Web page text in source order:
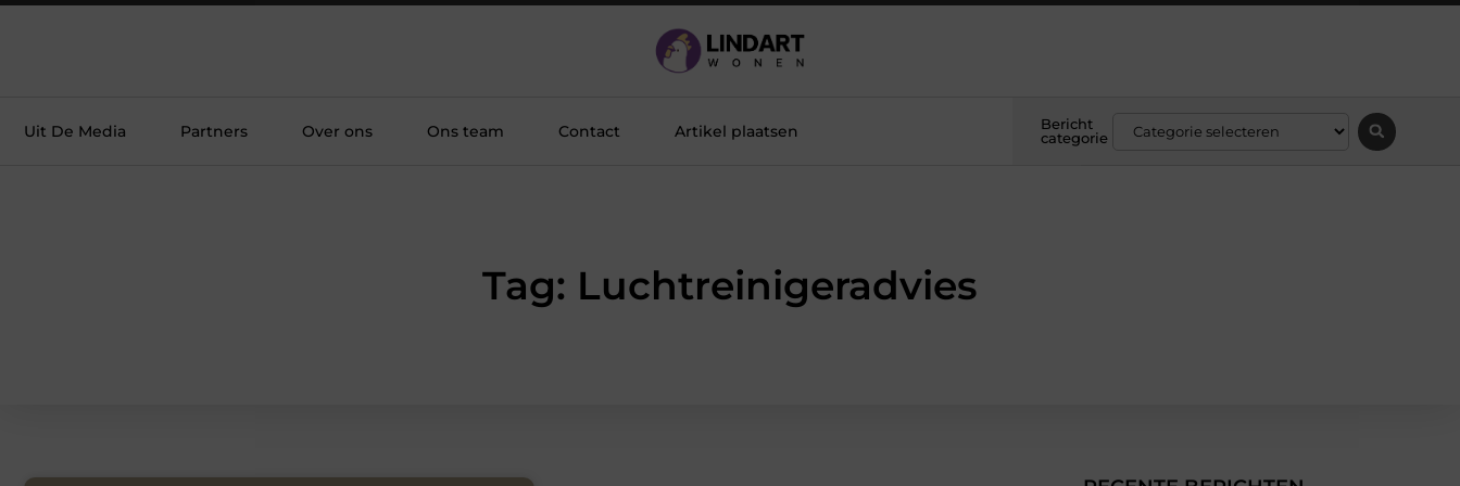
Uit De Media Partners Over ons Ons team Contact Artikel plaatsen
Bericht
categorie
Tag: Luchtreinigeradvies